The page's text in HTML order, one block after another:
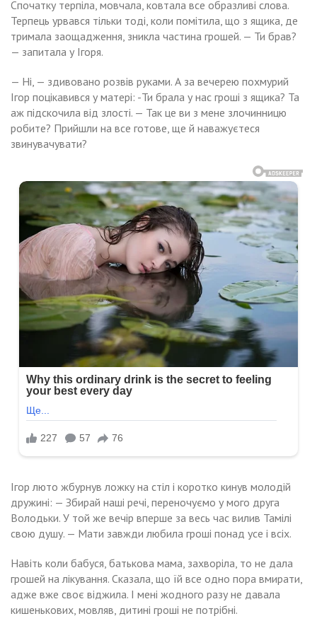
Спочатку терпіла, мовчала, ковтала все образливі слова.
Терпець урвався тільки тоді, коли помітила, що з ящика, де
тримала заощадження, зникла частина грошей. — Ти брав?
— запитала у Ігоря.
— Ні, — здивовано розвів руками. А за вечерею похмурий
Ігор поцікавився у матері: -Ти брала у нас гроші з ящика? Та
аж підскочила від злості. — Так це ви з мене злочинницю
робите? Прийшли на все готове, ще й наважуєтеся
звинувачувати?
Ігор люто жбурнув ложку на стіл і коротко кинув молодій
дружині: — Збирай наші речі, переночуємо у мого друга
Володьки. У той же вечір вперше за весь час вилив Тамілі
свою душу. — Мати завжди любила гроші понад усе і всіх.
Навіть коли бабуся, батькова мама, захворіла, то не дала
грошей на лікування. Сказала, що їй все одно пора вмирати,
адже вже своє віджила. І мені жодного разу не давала
кишенькових, мовляв, дитині гроші не потрібні.